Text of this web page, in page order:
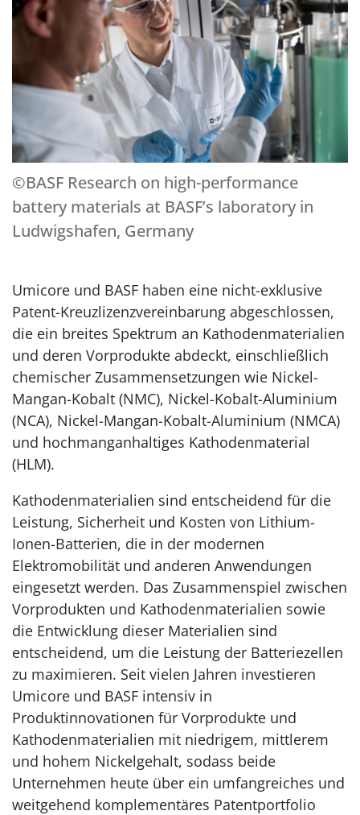
©BASF Research on high-performance
battery materials at BASF’s laboratory in
Ludwigshafen, Germany
Umicore und BASF haben eine nicht-exklusive
Patent-Kreuzlizenzvereinbarung abgeschlossen,
die ein breites Spektrum an Kathodenmaterialien
und deren Vorprodukte abdeckt, einschließlich
chemischer Zusammensetzungen wie Nickel-
Mangan-Kobalt (NMC), Nickel-Kobalt-Aluminium
(NCA), Nickel-Mangan-Kobalt-Aluminium (NMCA)
und hochmanganhaltiges Kathodenmaterial
(HLM).
Kathodenmaterialien sind entscheidend für die
Leistung, Sicherheit und Kosten von Lithium-
Ionen-Batterien, die in der modernen
Elektromobilität und anderen Anwendungen
eingesetzt werden. Das Zusammenspiel zwischen
Vorprodukten und Kathodenmaterialien sowie
die Entwicklung dieser Materialien sind
entscheidend, um die Leistung der Batteriezellen
zu maximieren. Seit vielen Jahren investieren
Umicore und BASF intensiv in
Produktinnovationen für Vorprodukte und
Kathodenmaterialien mit niedrigem, mittlerem
und hohem Nickelgehalt, sodass beide
Unternehmen heute über ein umfangreiches und
weitgehend komplementäres Patentportfolio